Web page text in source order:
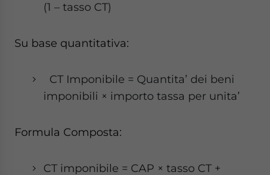
(1 – tasso CT)
Su base quantitativa:
CT Imponibile = Quantita’ dei beni
imponibili × importo tassa per unita’
Formula Composta:
CT imponibile = CAP × tasso CT +